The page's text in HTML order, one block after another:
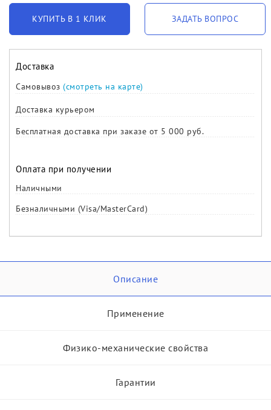
КУПИТЬ В 1 КЛИК ЗАДАТЬ ВОПРОС
Доставка
Самовывоз (смотреть на карте)
Доставка курьером
Бесплатная доставка при заказе от 5 000 руб.
Оплата при получении
Наличными
Безналичными (Visa/MasterCard)
Описание
Применение
Физико-механические свойства
Гарантии